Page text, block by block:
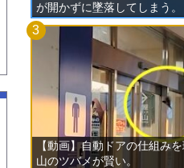
が開かずに墜落してしまう。
【動画】自動ドアの仕組み
山のツバメが賢い。